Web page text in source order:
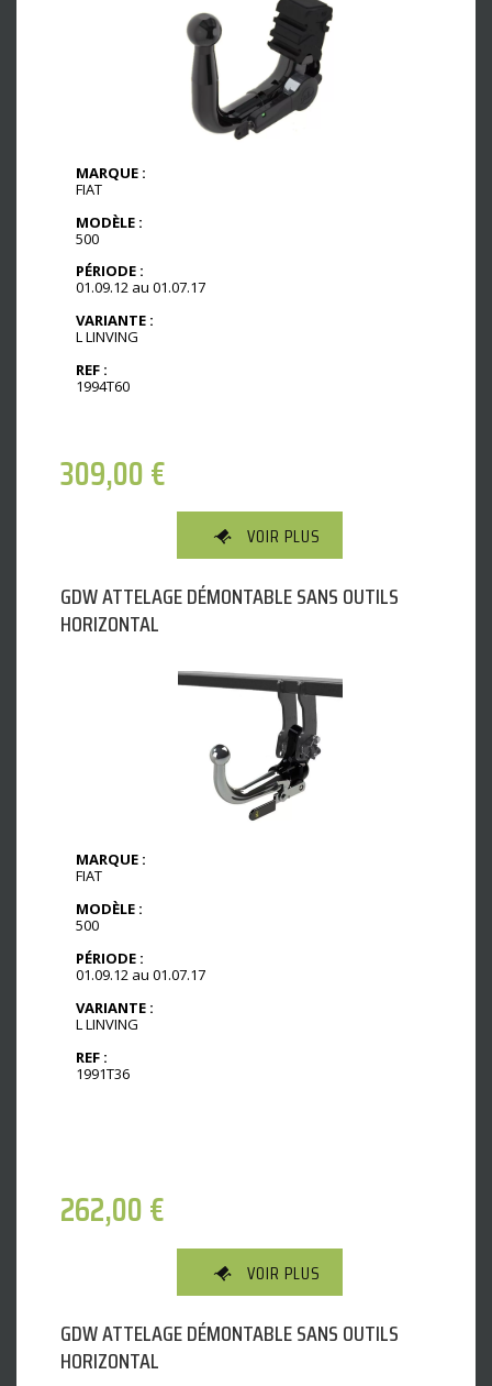
MARQUE :
FIAT
MODÈLE :
500
PÉRIODE :
01.09.12 au 01.07.17
VARIANTE :
L LINVING
REF :
1994T60
309,00€
VOIR PLUS
GDW ATTELAGE DÉMONTABLE SANS OUTILS
HORIZONTAL
MARQUE :
FIAT
MODÈLE :
500
PÉRIODE :
01.09.12 au 01.07.17
VARIANTE :
L LINVING
REF :
1991T36
262,00€
VOIR PLUS
GDW ATTELAGE DÉMONTABLE SANS OUTILS
HORIZONTAL